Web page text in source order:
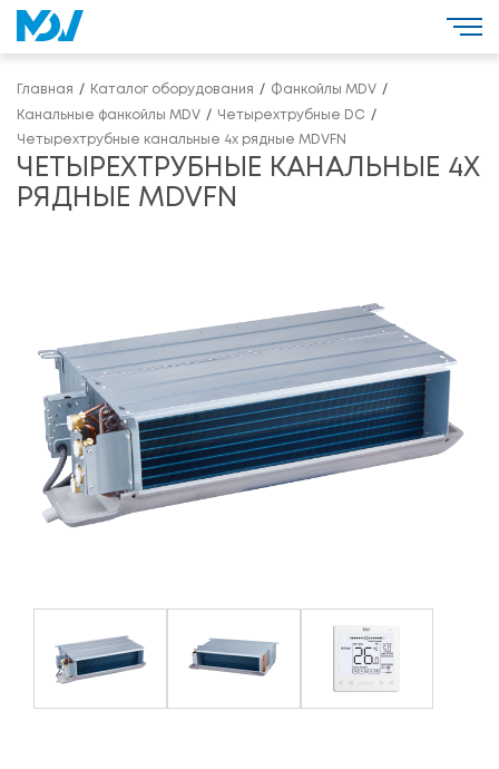
Главная Каталог оборудования Фанкойлы MDV
Канальные фанкойлы MDV
Четырехтрубные DC
Четырехтрубные канальные 4х рядные MDVFN
ЧЕТЫРЕХТРУБНЫЕ КАНАЛЬНЫЕ 4Х
РЯДНЫЕ MDVFN